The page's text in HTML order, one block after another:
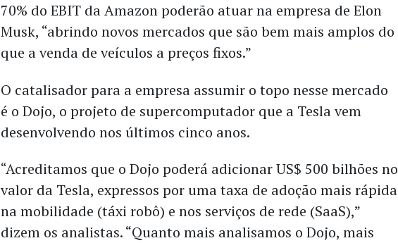
70% do EBIT da Amazon poderão atuar na empresa de Elon
Musk, “abrindo novos mercados que são bem mais amplos do
que a venda de veículos a preços fixos.”
O catalisador para a empresa assumir o topo nesse mercado
é o Dojo, o projeto de supercomputador que a Tesla vem
desenvolvendo nos últimos cinco anos.
“Acreditamos que o Dojo poderá adicionar US$ 500 bilhões no
valor da Tesla, expressos por uma taxa de adoção mais rápida
na mobilidade (táxi robô) e nos serviços de rede (SaaS),”
dizem os analistas. “Quanto mais analisamos o Dojo, mais